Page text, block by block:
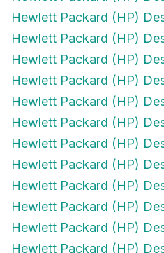
Hewlett Packard (HP)
Hewlett Packard (HP)
Hewlett Packard (HP)
Hewlett Packard (HP)
Hewlett Packard (HP)
Hewlett Packard (HP)
Hewlett Packard (HP)
Hewlett Packard (HP)
Hewlett Packard (HP)
Hewlett Packard (HP)
Hewlett Packard (HP)
Hewlett Packard (HP)